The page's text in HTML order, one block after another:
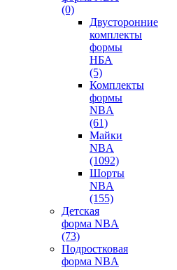
(0)
Двусторонние
комплекты
формы
НБА
(5)
Комплекты
формы
NBA
(61)
Майки
NBA
(1092)
Шорты
NBA
(155)
Детская
форма NBA
(73)
Подростковая
форма NBA